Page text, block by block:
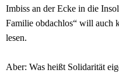
Imbiss an der Ecke in die
Familie obdachlos“ will auch
lesen.
Aber: Was heißt Solidarität